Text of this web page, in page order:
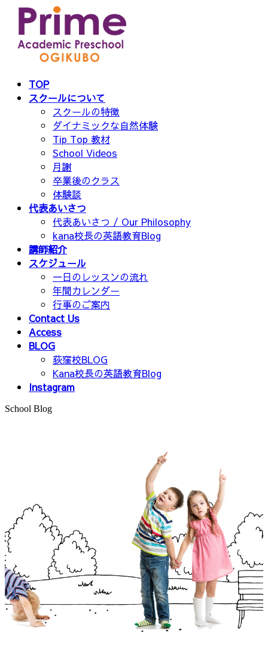
TOP
スクールについて
スクールの特徴
ダイナミックな自然体験
Tip Top 教材
School Videos
月謝
卒業後のクラス
体験談
代表あいさつ
代表あいさつ / Our Philosophy
kana校長の英語教育Blog
講師紹介
スケジュール
一日のレッスンの流れ
年間カレンダー
行事のご案内
Contact Us
Access
BLOG
荻窪校BLOG
Kana校長の英語教育Blog
Instagram
School Blog